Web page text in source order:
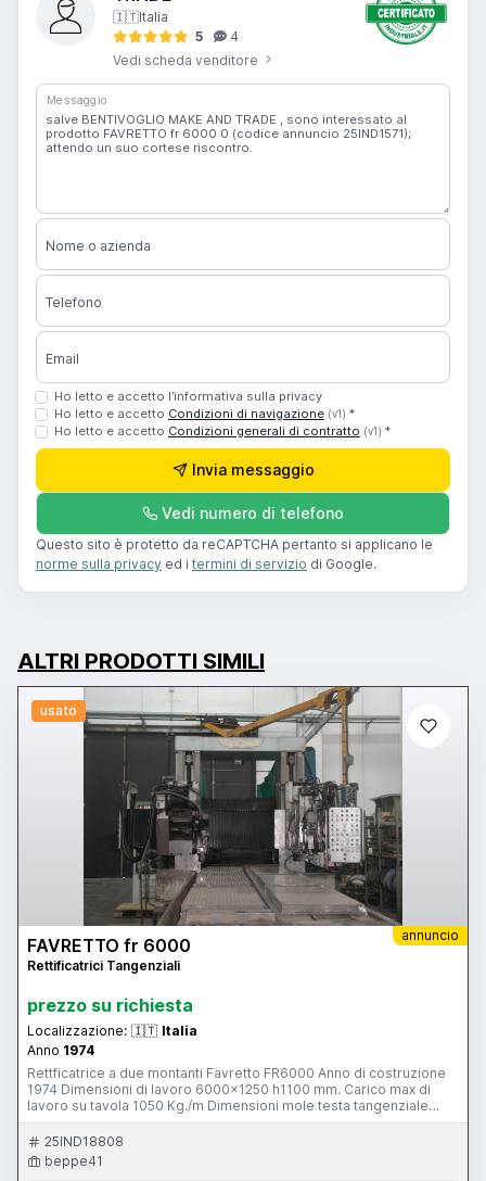
🇮🇹Italia
5
4
Vedi scheda venditore
Messaggio
Nome o azienda
Telefono
Email
Ho letto e accetto l’informativa sulla privacy
Ho letto e accetto Condizioni di navigazione (v1) *
Ho letto e accetto Condizioni generali di contratto (v1) *
Invia messaggio
Vedi numero di telefono
Questo sito è protetto da reCAPTCHA pertanto si applicano le
norme sulla privacy ed i termini di servizio di Google.
ALTRI PRODOTTI SIMILI
usato
annuncio
FAVRETTO fr 6000
Rettificatrici Tangenziali
prezzo su richiesta
Localizzazione: 🇮🇹 Italia
Anno 1974
Rettficatrice a due montanti Favretto FR6000 Anno di costruzione
1974 Dimensioni di lavoro 6000x1250 h1100 mm. Carico max di
lavoro su tavola 1050 Kg./m Dimensioni mole testa tangenziale
457x203x75 mm. Rotazione mandrino 1200 giri/min. Dimensioni
mole testa universale 356x127x40mm. Rotazione mandrino
1400/1700 giri/min. Macchina funzionante e completa di manuali
uso/manutenzione
25IND18808
beppe41